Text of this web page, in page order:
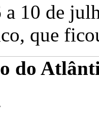
a 10 de
que
do